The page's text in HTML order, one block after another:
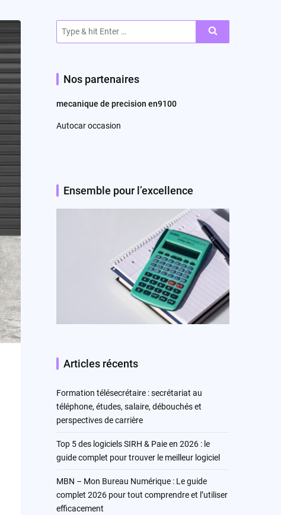
for:
Nos partenaires
mecanique de precision en9100
Autocar occasion
Ensemble pour l’excellence
Articles récents
Formation télésecrétaire : secrétariat au
téléphone, études, salaire, débouchés et
perspectives de carrière
Top 5 des logiciels SIRH & Paie en 2026 : le
guide complet pour trouver le meilleur logiciel
MBN – Mon Bureau Numérique : Le guide
complet 2026 pour tout comprendre et l’utiliser
efficacement